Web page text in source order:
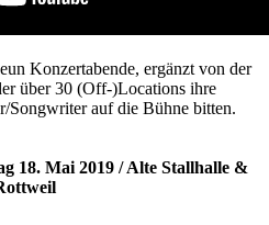
Konzertabende, ergänzt von der
über 30 (Off-)Locations ihre
Songwriter auf die Bühne bitten.
18. Mai 2019 / Alte Stallhalle &